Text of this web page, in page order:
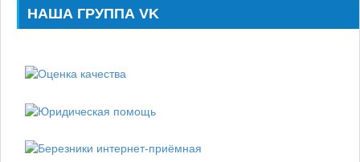
НАША ГРУППА VK